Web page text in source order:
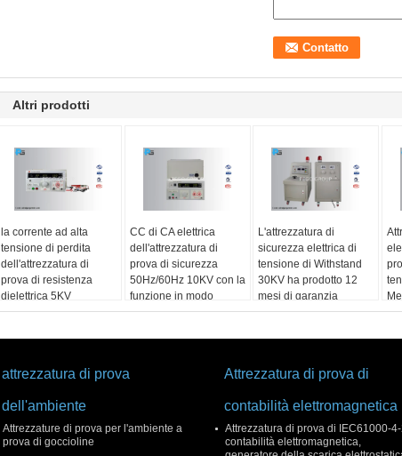
Altri prodotti
la corrente ad alta
tensione di perdita
dell'attrezzatura di
prova di resistenza
dielettrica 5KV
0~100mA aderisce a
CC di CA elettrica
dell'attrezzatura di
prova di sicurezza
50Hz/60Hz 10KV con la
funzione in modo
allarmante corrente di
L'attrezzatura di
sicurezza elettrica di
tensione di Withstand
30KV ha prodotto 12
mesi di garanzia
attrezzatura di prova
dell'ambiente
Attrezzature di prova per l'ambiente a
prova di goccioline
Attrezzatura di prova di
contabilità elettromagnetica
Attrezzatura di prova di IEC61000-
contabilità elettromagnetica,